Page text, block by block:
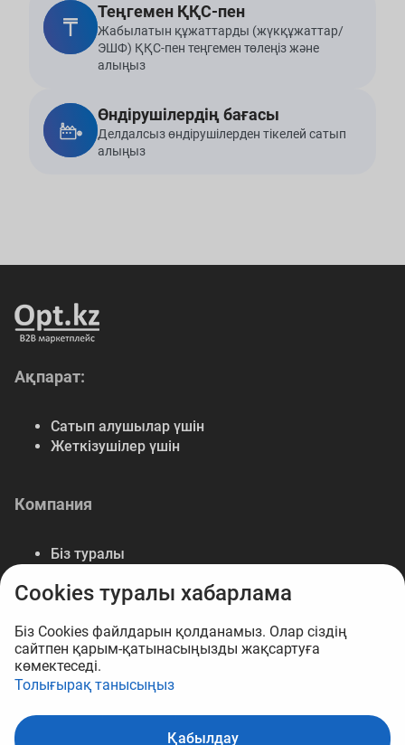
Теңгемен ҚҚС-пен
Жабылатын құжаттарды (жүкқұжаттар/
ЭШФ) ҚҚС-пен теңгемен төлеңіз және
алыңыз
Өндірушілердің бағасы
Делдалсыз өндірушілерден тікелей сатып
алыңыз
Ақпарат:
Сатып алушылар үшін
Жеткізушілер үшін
Компания
Біз туралы
Деректемелер
Cookies туралы хабарлама
Біз Cookies файлдарын қолданамыз. Олар сіздің
сайтпен қарым-қатынасыңызды жақсартуға
көмектеседі.
Толығырақ танысыңыз
Қабылдау